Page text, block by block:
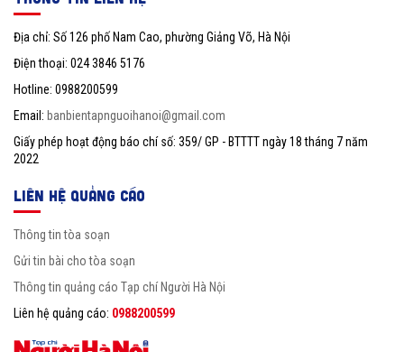
Địa chỉ: Số 126 phố Nam Cao, phường Giảng Võ, Hà Nội
Điện thoại: 024 3846 5176
Hotline: 0988200599
Email: banbientapnguoihanoi@gmail.com
Giấy phép hoạt động báo chí số: 359/ GP - BTTTT ngày 18 tháng 7 năm
2022
LIÊN HỆ QUẢNG CÁO
Thông tin tòa soạn
Gửi tin bài cho tòa soạn
Thông tin quảng cáo Tạp chí Người Hà Nội
Liên hệ quảng cáo: 0988200599